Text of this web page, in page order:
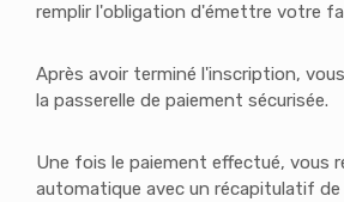
remplir l'obligation d'émettre votre
Après avoir terminé l'inscription,
la passerelle de paiement sécurisée.
Une fois le paiement effectué, vous
automatique avec un récapitulatif